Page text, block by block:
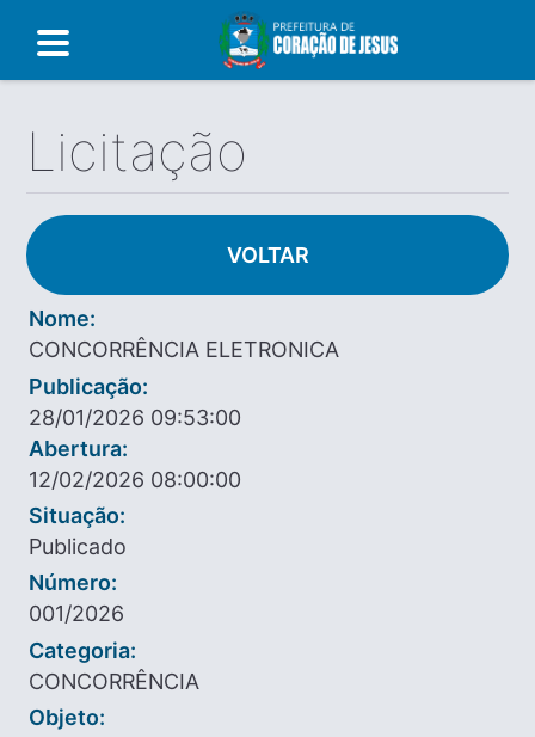
Licitação
VOLTAR
Nome:
CONCORRÊNCIA ELETRONICA
Publicação:
28/01/2026 09:53:00
Abertura:
12/02/2026 08:00:00
Situação:
Publicado
Número:
001/2026
Categoria:
CONCORRÊNCIA
Objeto: